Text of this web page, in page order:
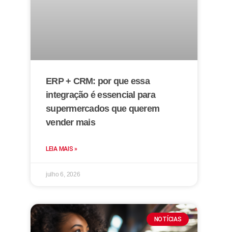
ERP + CRM: por que essa
integração é essencial para
supermercados que querem
vender mais
LEIA MAIS »
julho 6, 2026
NOTÍCIAS